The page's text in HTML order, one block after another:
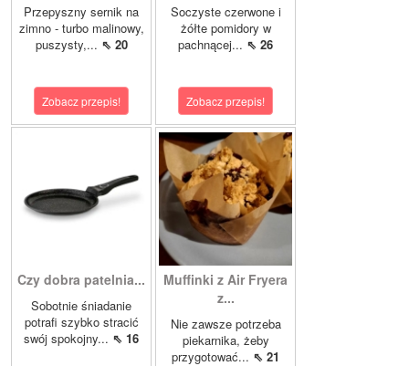
Przepyszny sernik na
zimno - turbo malinowy,
puszysty,... ⇖ 20
Zobacz przepis!
Soczyste czerwone i
żółte pomidory w
pachnącej... ⇖ 26
Zobacz przepis!
Czy dobra patelnia...
Sobotnie śniadanie
potrafi szybko stracić
swój spokojny... ⇖ 16
Muffinki z Air Fryera
z...
Nie zawsze potrzeba
piekarnika, żeby
przygotować... ⇖ 21